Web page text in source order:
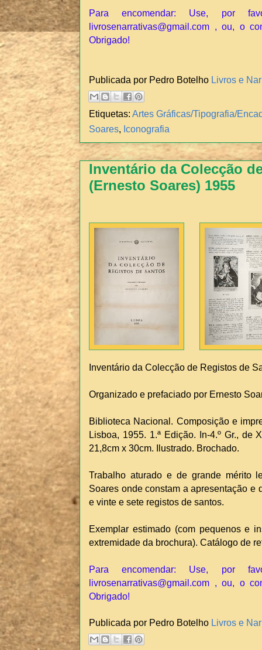
Para encomendar: Use, por
livrosenarrativas@gmail.com , ou, o
Obrigado!
Publicada por Pedro Botelho Livros e
Etiquetas: Artes Gráficas/Tipografia/
Soares, Iconografia
Inventário da Colecção
(Ernesto Soares) 1955
Inventário da Colecção de Registos de
Organizado e prefaciado por Ernesto
Biblioteca Nacional. Composição e
Lisboa, 1955. 1.ª Edição. In-4.º Gr., de
21,8cm x 30cm. Ilustrado. Brochado.
Trabalho aturado e de grande mérito
Soares onde constam a apresentação e
e vinte e sete registos de santos.
Exemplar estimado (com pequenos e
extremidade da brochura). Catálogo de
Para encomendar: Use, por
livrosenarrativas@gmail.com , ou, o
Obrigado!
Publicada por Pedro Botelho Livros e